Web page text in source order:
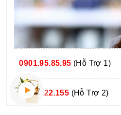
0901.95.85.95 (Hỗ Trợ 1)
0975.122.155 (Hỗ Trợ 2)